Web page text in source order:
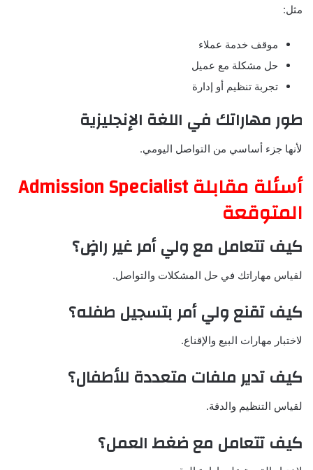
مثل:
موقف خدمة عملاء
حل مشكلة مع عميل
تجربة تنظيم أو إدارة
طور مهاراتك في اللغة الإنجليزية
لأنها جزء أساسي من التواصل اليومي.
أسئلة مقابلة Admission Specialist
المتوقعة
كيف تتعامل مع ولي أمر غير راضٍ؟
لقياس مهاراتك في حل المشكلات والتواصل.
كيف تقنع ولي أمر بتسجيل طفله؟
لاختبار مهارات البيع والإقناع.
كيف تدير ملفات متعددة للأطفال؟
لقياس التنظيم والدقة.
كيف تتعامل مع ضغط العمل؟